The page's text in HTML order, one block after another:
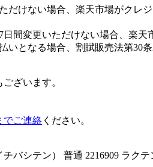
だけない場合、楽天市場がクレ
間変更いただけない場合、楽天
となる場合、割賦販売法第30
ざいます。
でご連絡 ください。
バシテン） 普通 2216909 ラク